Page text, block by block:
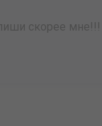
скорее мне!!!